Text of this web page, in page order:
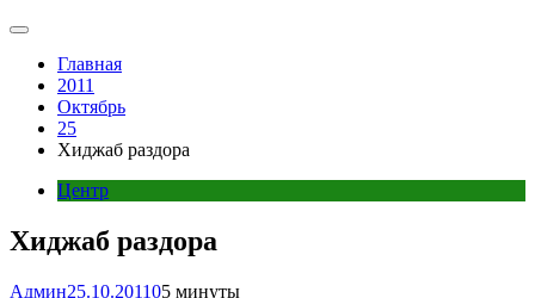
Главная
2011
Октябрь
25
Хиджаб раздора
Центр
Хиджаб раздора
Админ25.10.201105 минуты